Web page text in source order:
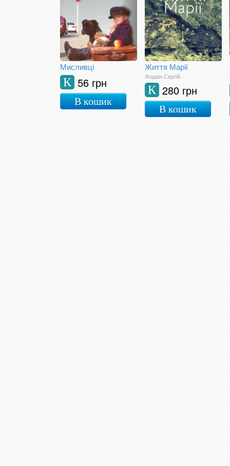
Мисливці
56 грн
К
В кошик
Життя Марії
Жадан Сергій
280 грн
К
В кошик